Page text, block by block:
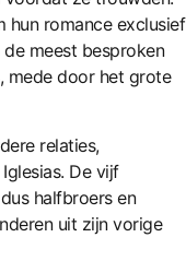
hun romance exclusief
meest besproken
mede door het grote
relaties,
De vijf
halfbroers en
uit zijn vorige